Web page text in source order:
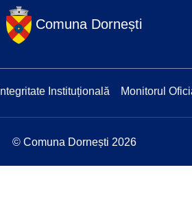
Comuna Dornești
Integritate Instituțională Monitorul
© Comuna Dornești 2026